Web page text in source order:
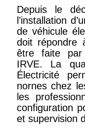
Depuis le
l’installation
de véhicule
doit répondre
être faite par
IRVE. La
Électricité
nornes chez
les
configuration
et supervision